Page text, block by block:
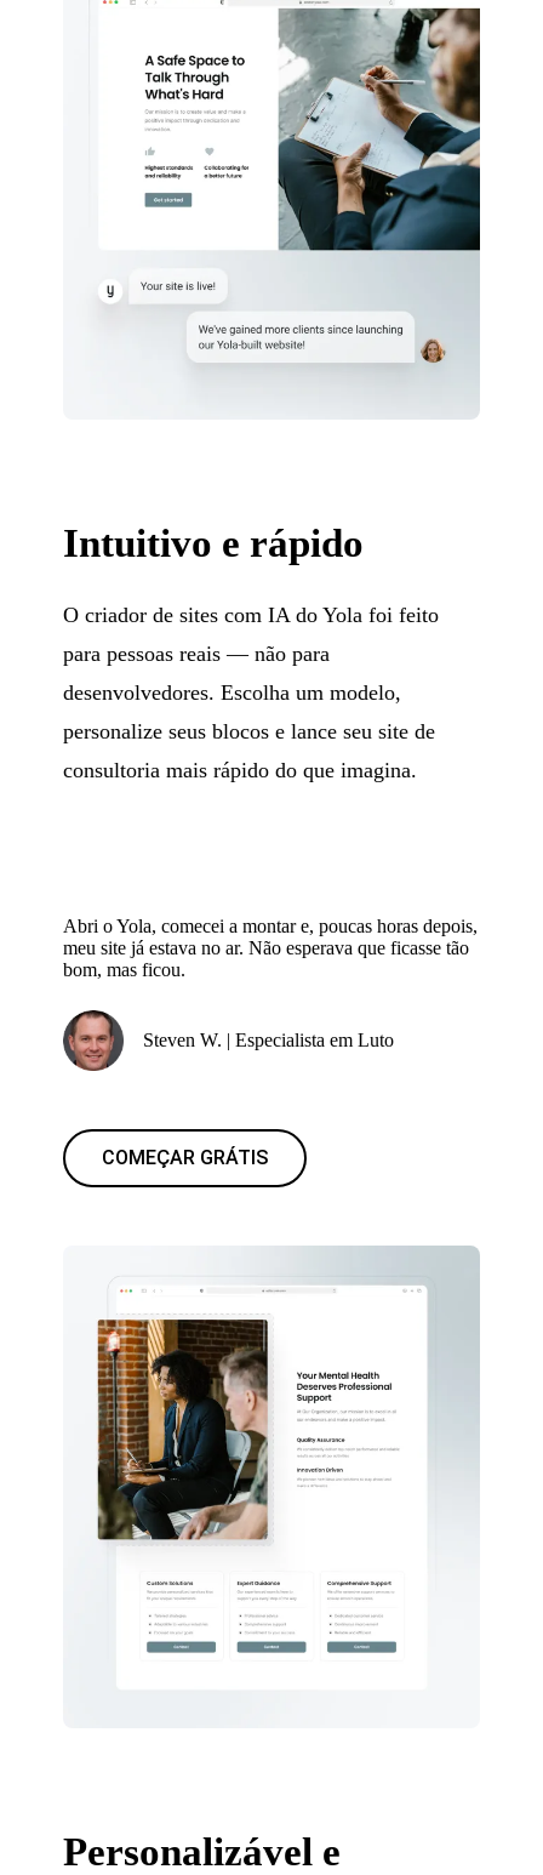
Intuitivo e rápido
O criador de sites com IA do Yola foi feito
para pessoas reais — não para
desenvolvedores. Escolha um modelo,
personalize seus blocos e lance seu site de
consultoria mais rápido do que imagina.
Abri o Yola, comecei a montar e, poucas horas depois,
meu site já estava no ar. Não esperava que ficasse tão
bom, mas ficou.
Steven W. | Especialista em Luto
COMEÇAR GRÁTIS
Personalizável e